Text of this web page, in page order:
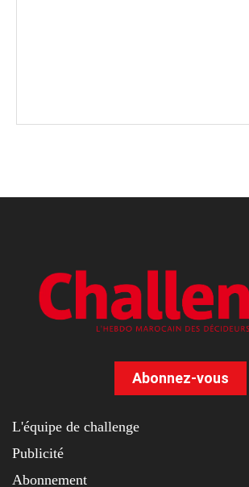
Abonnez-vous
L'équipe de challenge
Publicité
Abonnement